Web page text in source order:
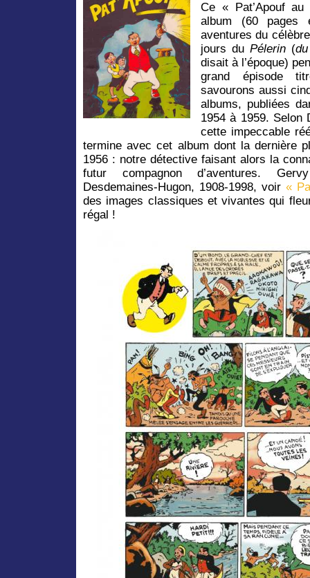
Ce « Pat’Apouf
album (60 pages
aventures du
jours du Pélerin(
disait à l’époque)
grand épisode
savourons aussi
albums, publiées
1954 à 1959. Selon
cette impeccable
termine avec cet album dont la dernière
1956 : notre détective faisant alors la
futur compagnon d’aventures.
Desdemaines-Hugon, 1908-1998, voir «
des images classiques et vivantes qui
régal !